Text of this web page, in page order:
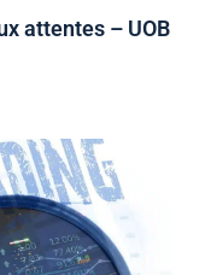
attentes – UOB